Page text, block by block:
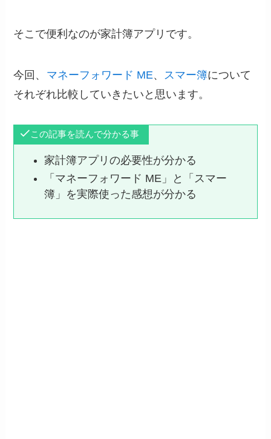
そこで便利なのが家計簿アプリです。
今回、 マネーフォワード ME、 スマー簿について
それぞれ比較していきたいと思います。
この記事を読んで分かる事
家計簿アプリの必要性が分かる
「マネーフォワード ME」と「スマー
簿」を実際使った感想が分かる